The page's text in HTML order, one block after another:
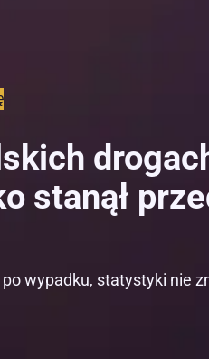
stanął
wypadku, statystyki nie